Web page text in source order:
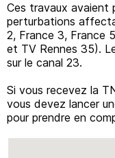
Ces travaux avaient
perturbations
2, France 3, France
et TV Rennes 35).
sur le canal 23.
Si vous recevez la
vous devez lancer
pour prendre en